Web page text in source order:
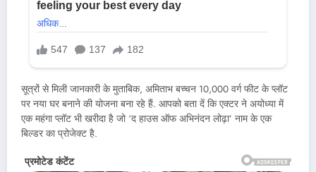
सूत्रों से मिली जानकारी के मुताबिक, अमिताभ बच्चन 10,000 वर्ग फीट के प्लॉट
पर नया घर बनाने की योजना बना रहे हैं. आपको बता दें कि एक्टर ने अयोध्या में
एक महंगा प्लॉट भी खरीदा है जो ‘द हाउस ऑफ अभिनंदन लोढ़ा’ नाम के एक
बिल्डर का प्रोजेक्ट है.